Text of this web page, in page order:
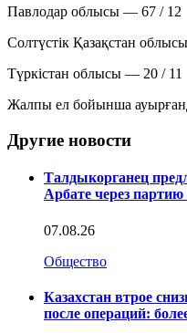
Павлодар облысы — 67 / 12
Солтүстік Қазақстан
Түркістан облысы — 20 / 11
Жалпы ел бойынша
Другие новости
Талдыкорганец
Арбате через
07.08.26
Общество
Казахстан втрое
после операций: